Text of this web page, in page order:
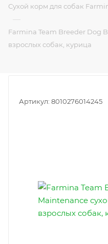
Сухой корм для собак
—
Farmina Team Breeder Dog
взрослых собак, курица
Артикул: 8010276014245